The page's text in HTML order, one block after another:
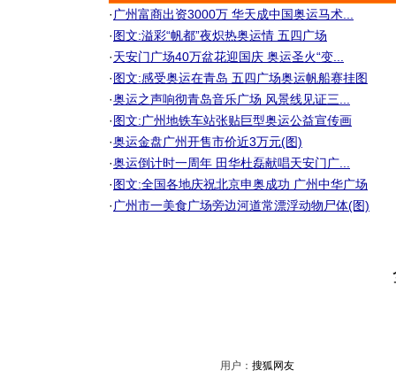
· 广州富商出资3000万 华天成中国奥运马术...
·图文:溢彩“帆都”夜炽热奥运情 五四广场
·天安门广场40万盆花迎国庆 奥运圣火“变...
·图文:感受奥运在青岛 五四广场奥运帆船赛挂图
·奥运之声响彻青岛音乐广场 风景线见证三...
·图文:广州地铁车站张贴巨型奥运公益宣传画
·奥运金盘广州开售市价近3万元(图)
·奥运倒计时一周年 田华杜磊献唱天安门广...
·图文:全国各地庆祝北京申奥成功 广州中华广场
· 广州市一美食广场旁边河道常漂浮动物尸体(图)
用户：